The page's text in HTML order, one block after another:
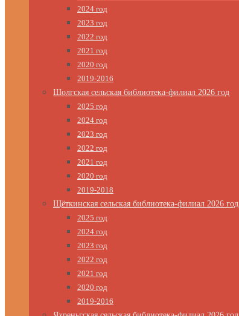
2024 год
2023 год
2022 год
2021 год
2020 год
2019-2016
Шолгская сельская библиотека-филиал 2026 год
2025 год
2024 год
2023 год
2022 год
2021 год
2020 год
2019-2018
Щёткинская сельская библиотека-филиал 2026 год
2025 год
2024 год
2023 год
2022 год
2021 год
2020 год
2019-2016